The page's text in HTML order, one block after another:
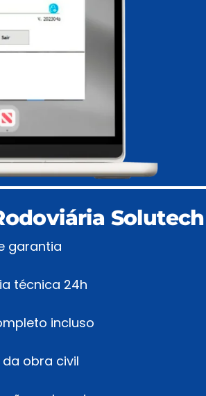
Solutech
garantia
técnica 24h
incluso
da obra civil